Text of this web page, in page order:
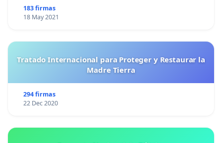
183 firmas
18 May 2021
Tratado Internacional para Proteger y Restaurar la
Madre Tierra
294 firmas
22 Dec 2020